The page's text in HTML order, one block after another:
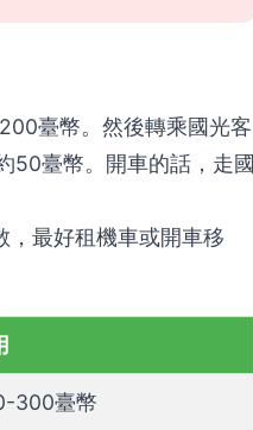
臺幣。然後轉乘國光客
50臺幣。開車的話，走國
，最好租機車或開車移
300臺幣